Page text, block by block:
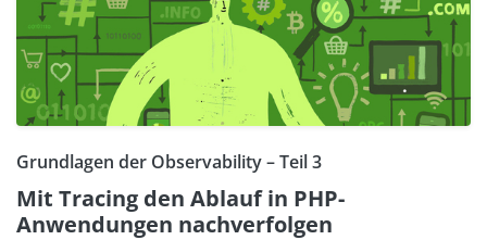
Grundlagen der Observability – Teil 3
Mit Tracing den Ablauf in PHP-
Anwendungen nachverfolgen